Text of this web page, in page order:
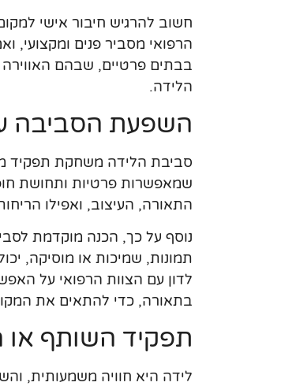
חשוב להרגיש חיבור אישי
הרפואי מסביר פנים ומקצועי,
בבתים פרטיים, שבהם האווירה
הלידה.
השפעת הסביבה
סביבת הלידה משחקת תפקיד
שמאפשרות פרטיות ותחושת
התאורה, העיצוב, ואפילו
נוסף על כך, הכנה מוקדמת
תמונות, שמיכות או מוסיקה,
לדון עם הצוות הרפואי על
בתאורה, כדי להתאים את
תפקיד השותף או
לידה היא חוויה משמעותית,